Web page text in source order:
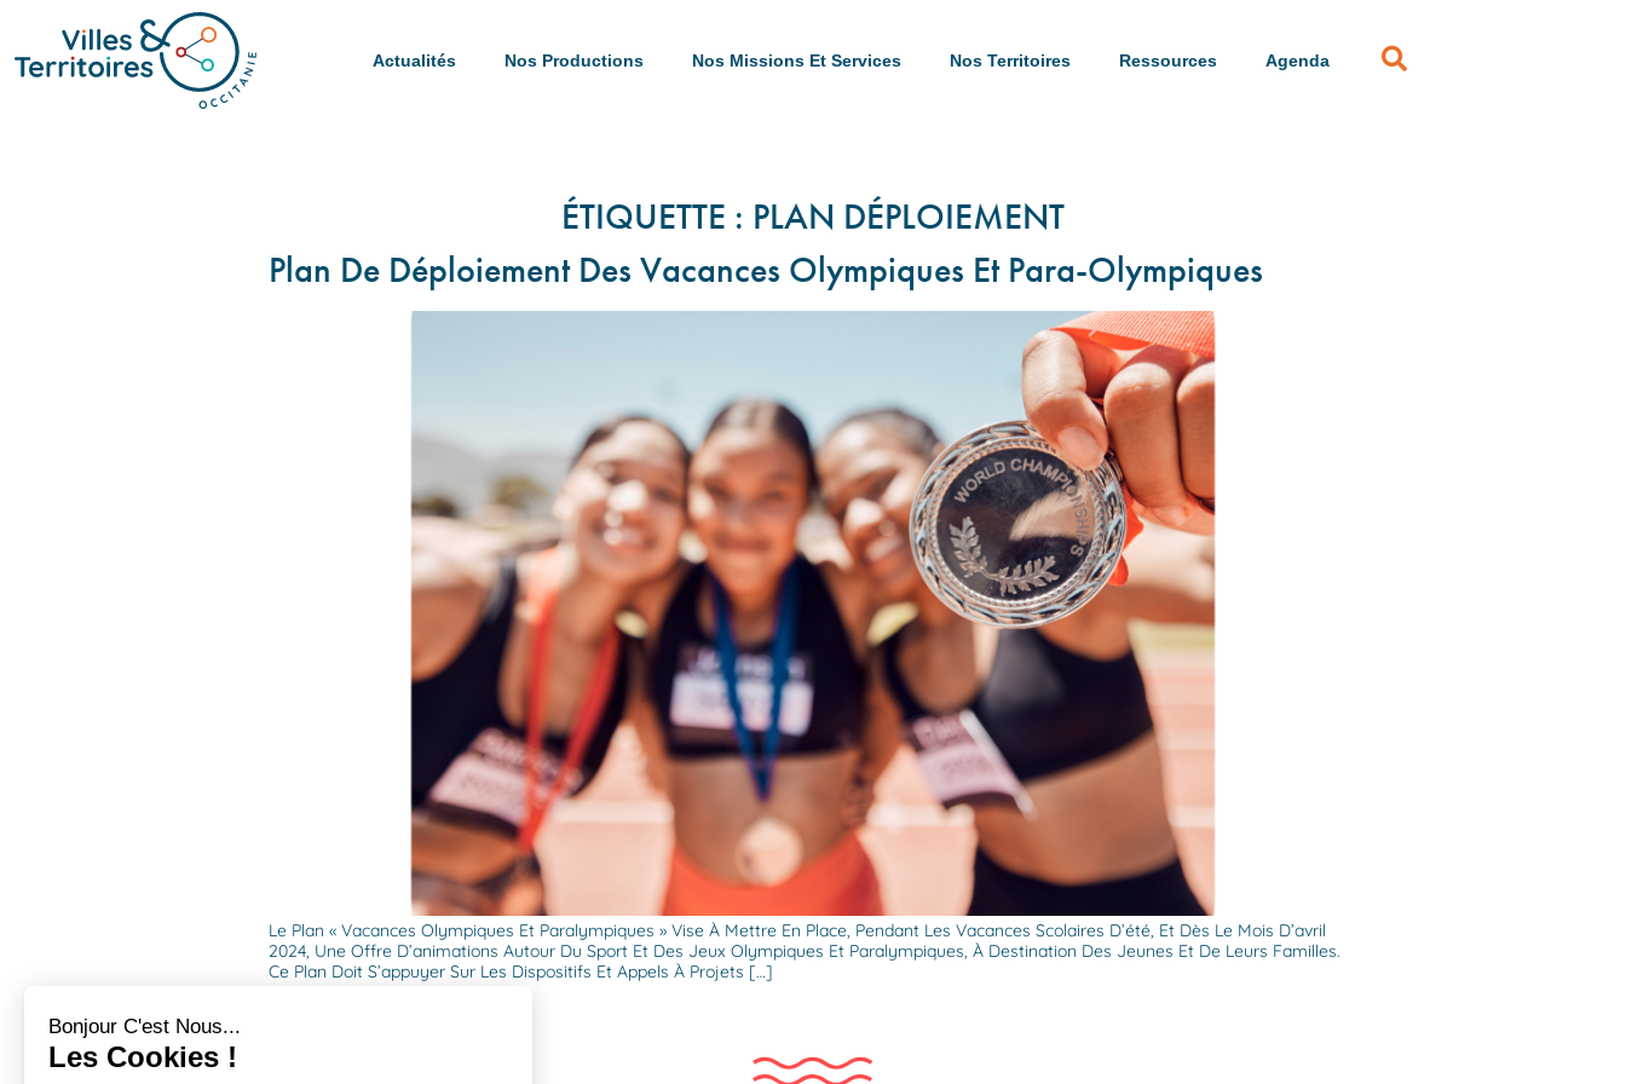
Actualités Nos Productions Nos Missions Et Services Nos Territoires Ressources Agenda
ÉTIQUETTE : PLAN DÉPLOIEMENT
Plan De Déploiement Des Vacances Olympiques Et Para-Olympiques
Le Plan « Vacances Olympiques Et Paralympiques » Vise À Mettre En Place, Pendant Les Vacances Scolaires D’été, Et Dès Le Mois D’avril
2024, Une Offre D’animations Autour Du Sport Et Des Jeux Olympiques Et Paralympiques, À Destination Des Jeunes Et De Leurs Familles.
Ce Plan Doit S’appuyer Sur Les Dispositifs Et Appels À Projets […]
Bonjour C'est Nous...
Les Cookies !